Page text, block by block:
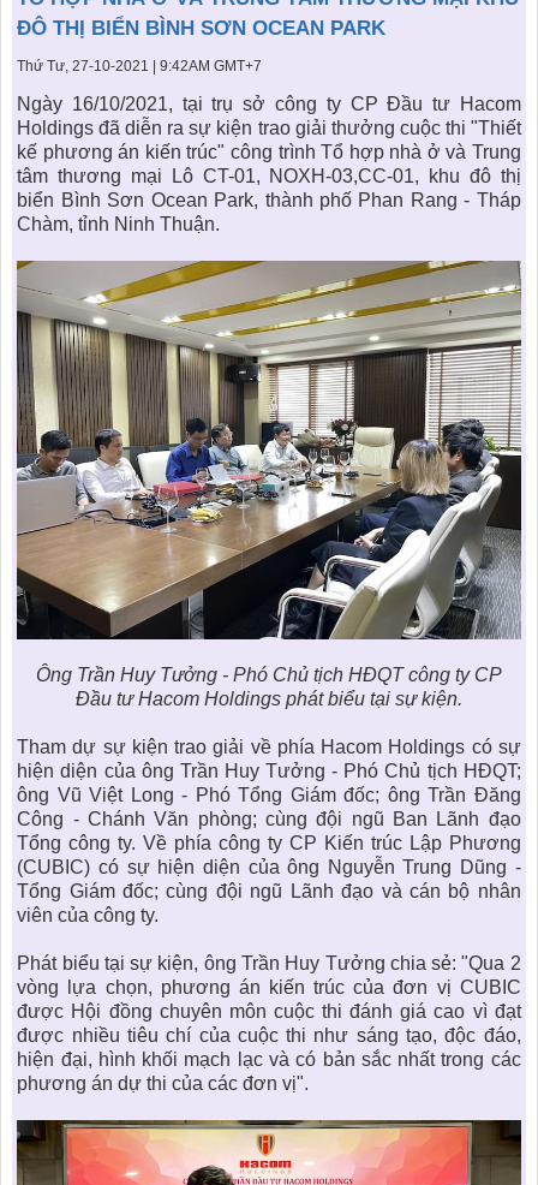
THÀNH ĐÔNG VỚI XÃ HÔI
BẮC
THƯ VIỆN PHÁP LUẬT
KIẾN TRÚC & PHONG THUỶ
TIN TỨC CÔNG TY
LIÊN HỆ
ĐÔ THỊ BIỂN BÌNH SƠN OCEAN PARK
Thứ Tư, 27-10-2021 | 9:42AM GMT+7
Ngày 16/10/2021, tại trụ sở công ty CP Đầu tư Hacom
Holdings đã diễn ra sự kiện trao giải thưởng cuộc thi "Thiết
kế phương án kiến trúc" công trình Tổ hợp nhà ở và Trung
tâm thương mại Lô CT-01, NOXH-03,CC-01, khu đô thị
biển Bình Sơn Ocean Park, thành phố Phan Rang - Tháp
Chàm, tỉnh Ninh Thuận.
Ông Trần Huy Tưởng - Phó Chủ tịch HĐQTcông ty CP
Đầu tư Hacom Holdings phát biểu tại sự kiện.
Tham dự sự kiện trao giải về phía Hacom Holdings có sự
hiện diện của ông Trần Huy Tưởng - Phó Chủ tịch HĐQT;
ông Vũ Việt Long - Phó Tổng Giám đốc; ông Trần Đăng
Công - Chánh Văn phòng; cùng đội ngũ Ban Lãnh đạo
Tổng công ty. Về phía công ty CP Kiến trúc Lập Phương
(CUBIC) có sự hiện diện của ông Nguyễn Trung Dũng -
Tổng Giám đốc; cùng đội ngũ Lãnh đạo và cán bộ nhân
viên của công ty.
Phát biểu tại sự kiện, ông Trần Huy Tưởng chia sẻ: "Qua 2
vòng lựa chọn, phương án kiến trúc của đơn vị CUBIC
được Hội đồng chuyên môn cuộc thi đánh giá cao vì đạt
được nhiều tiêu chí của cuộc thi như sáng tạo, độc đáo,
hiện đại, hình khối mạch lạc và có bản sắc nhất trong các
phương án dự thi của các đơn vị".